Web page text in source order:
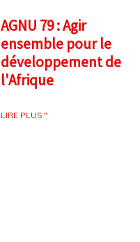
AGNU 79 : Agir
ensemble pour le
développement de
l'Afrique
LIRE PLUS "